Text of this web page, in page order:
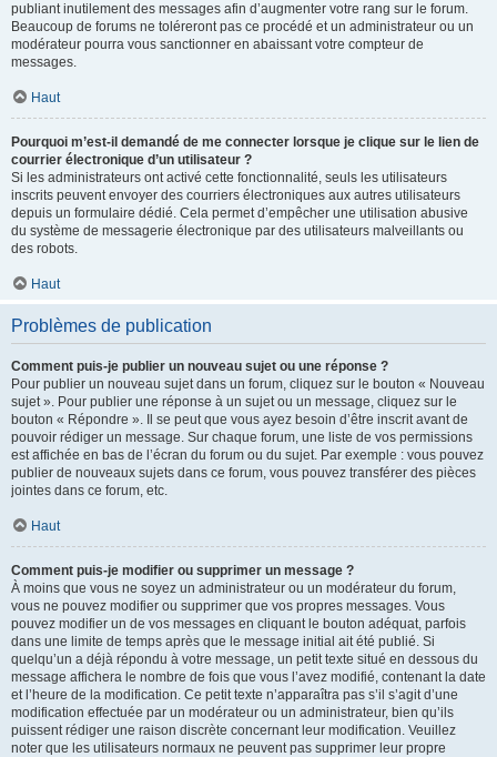
publiant inutilement des messages afin d’augmenter votre rang sur le forum.
Beaucoup de forums ne toléreront pas ce procédé et un administrateur ou un
modérateur pourra vous sanctionner en abaissant votre compteur de
messages.
Haut
Pourquoi m’est-il demandé de me connecter lorsque je clique sur le lien de
courrier électronique d’un utilisateur ?
Si les administrateurs ont activé cette fonctionnalité, seuls les utilisateurs
inscrits peuvent envoyer des courriers électroniques aux autres utilisateurs
depuis un formulaire dédié. Cela permet d’empêcher une utilisation abusive
du système de messagerie électronique par des utilisateurs malveillants ou
des robots.
Haut
Problèmes de publication
Comment puis-je publier un nouveau sujet ou une réponse ?
Pour publier un nouveau sujet dans un forum, cliquez sur le bouton « Nouveau
sujet ». Pour publier une réponse à un sujet ou un message, cliquez sur le
bouton « Répondre ». Il se peut que vous ayez besoin d’être inscrit avant de
pouvoir rédiger un message. Sur chaque forum, une liste de vos permissions
est affichée en bas de l’écran du forum ou du sujet. Par exemple : vous pouvez
publier de nouveaux sujets dans ce forum, vous pouvez transférer des pièces
jointes dans ce forum, etc.
Haut
Comment puis-je modifier ou supprimer un message ?
À moins que vous ne soyez un administrateur ou un modérateur du forum,
vous ne pouvez modifier ou supprimer que vos propres messages. Vous
pouvez modifier un de vos messages en cliquant le bouton adéquat, parfois
dans une limite de temps après que le message initial ait été publié. Si
quelqu’un a déjà répondu à votre message, un petit texte situé en dessous du
message affichera le nombre de fois que vous l’avez modifié, contenant la date
et l’heure de la modification. Ce petit texte n’apparaîtra pas s’il s’agit d’une
modification effectuée par un modérateur ou un administrateur, bien qu’ils
puissent rédiger une raison discrète concernant leur modification. Veuillez
noter que les utilisateurs normaux ne peuvent pas supprimer leur propre